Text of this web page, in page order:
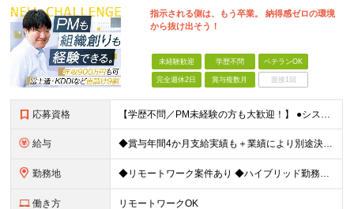
指示される側は、もう卒業。 納得感ゼロの環境
から抜け出そう！
未経験歓迎 学歴不問 ベテランOK
完全週休2日 賞与複数月 面接1回
応募資格 【学歴不問／PM未経験の方も大歓迎！】 ●システム開発、またはインフラエンジニアとしての実務経験をお持ちの方 ～採用担当者より～ 「今はまだ役職についていないけれど、ゆくゆくは会社を動かすポジション
給与 ◆賞与年間4か月支給実績も＋業績により別途決算賞与あり ◆年収800万円～900万円も可能 【PM・PL候補】 数名規模のチームでの進捗管理や、後輩・メンバーの指導・フォロー経験がある方 ※「公式な
勤務地 ◆リモートワーク案件あり ◆ハイブリッド勤務もOK 【本社】東京都豊島区高田3-14-29 KDX高田馬場ビル2F ┗都内、神奈川県のプロジェクト先での勤務もございます。 ＜プロジェクト先エリア例
働き方 リモートワークOK